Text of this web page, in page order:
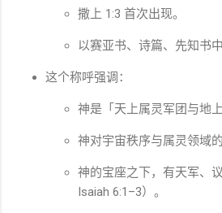
撒上 1:3 首次出现。
以赛亚书、诗篇、先知书
这个称呼强调：
神是「天上属灵军团与地
神对宇宙秩序与属灵领域的
神的宝座之下，有天军、
Isaiah 6:1–3）。